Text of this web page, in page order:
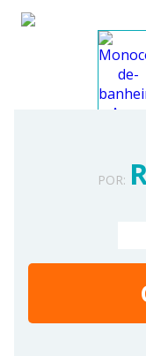
POR: